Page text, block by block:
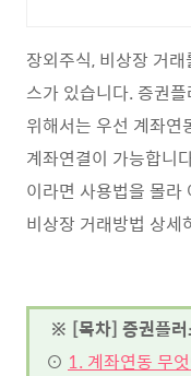
장외주식, 비상장 거
스가 있습니다. 증권
위해서는 우선 계좌연
계좌연결이 가능합니
이라면 사용법을 몰라
비상장 거래방법 상세
※ [목차] 증권플러
⊙ 1. 계좌연동 무